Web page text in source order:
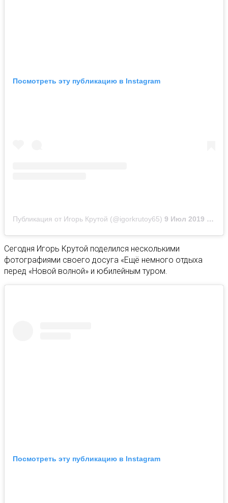
Посмотреть эту публикацию в Instagram
Публикация от Игорь Крутой (@igorkrutoy65) 9 Июл 2019 в 2:39 PDT
Сегодня Игорь Крутой поделился несколькими
фотографиями своего досуга «Ещё немного отдыха
перед «Новой волной» и юбилейным туром.
Посмотреть эту публикацию в Instagram